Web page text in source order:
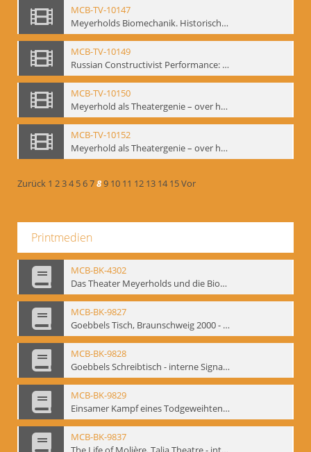
MCB-TV-10147
Meyerholds Biomechanik. Historisches Filmmaterial - Interne Signatur: BM-vid-99
MCB-TV-10149
Russian Constructivist Performance: An Evening of Foregger's Mastfor Cabaret. Good Treatment for Horses - Interne Signatur: BM-vid-105
MCB-TV-10150
Meyerhold als Theatergenie – over het mechanik van de acteursexpressie - Interne Signatur: BM-vid-108
MCB-TV-10152
Meyerhold als Theatergenie – over het mechanik van de acteursexpressie, Ausschnitt 2 - Interne Signatur: BM-vid-108_A2
Zurück 1 234 56789 10 11 12 13 14 15Vor
Printmedien
MCB-BK-4302
Das Theater Meyerholds und die Biomechanik
MCB-BK-9827
Goebbels Tisch, Braunschweig 2000 - interne Signatur: BM-prt-21-2
MCB-BK-9828
Goebbels Schreibtisch - interne Signatur: BM-prt-21-3
MCB-BK-9829
Einsamer Kampf eines Todgeweihten. Uraufführung von Farid Nagims Monodrama ,Goebbels' Tisch' im LOT-Theater - interne Signatur: BM-prt-21-4
MCB-BK-9837